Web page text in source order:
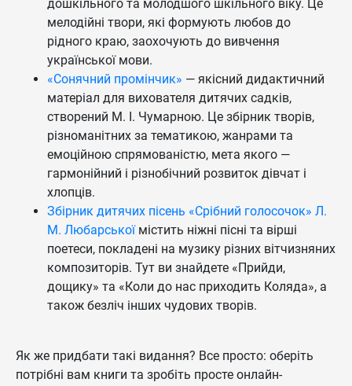
дошкільного та молодшого шкільного віку. Це
мелодійні твори, які формують любов до
рідного краю, заохочують до вивчення
української мови.
«Сонячний промінчик» — якісний дидактичний
матеріал для вихователя дитячих садків,
створений М. І. Чумарною. Це збірник творів,
різноманітних за тематикою, жанрами та
емоційною спрямованістю, мета якого —
гармонійний і різнобічний розвиток дівчат і
хлопців.
Збірник дитячих пісень «Срібний голосочок» Л.
М. Любарськоїмістить ніжні пісні та вірші
поетеси, покладені на музику різних вітчизняних
композиторів. Тут ви знайдете «Прийди,
дощику» та «Коли до нас приходить Коляда», а
також безліч інших чудових творів.
Як же придбати такі видання? Все просто: оберіть
потрібні вам книги та зробіть просте онлайн-